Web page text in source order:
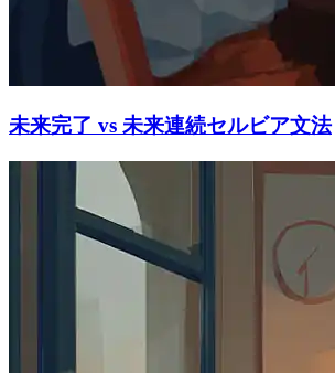
未来完了 vs 未来連続セルビア文法